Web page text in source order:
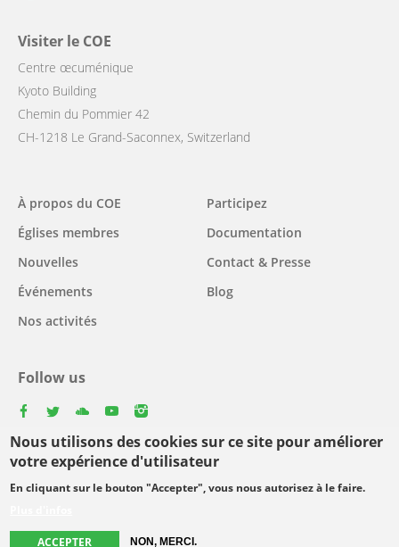
Nous utilisons des cookies sur ce site pour améliorer
votre expérience d'utilisateur
En cliquant sur le bouton "Accepter", vous nous autorisez à le faire.
ACCEPTER NON, MERCI.
Visiter le COE
Centre œcuménique
Kyoto Building
Chemin du Pommier 42
CH-1218 Le Grand-Saconnex, Switzerland
Main
navigation
À propos du COE
Églises membres
Nouvelles
Événements
Nos activités
Participez
Documentation
Contact & Presse
Blog
Follow us
Select
your
Footer
Protection des données personnelles